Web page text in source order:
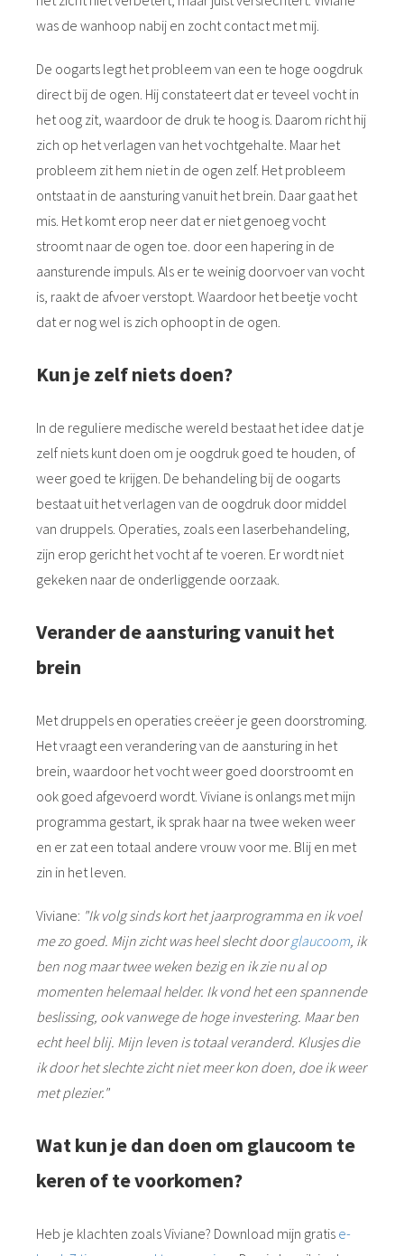
was de wanhoop nabij en zocht contact met mij.
De oogarts legt het probleem van een te hoge oogdruk
direct bij de ogen. Hij constateert dat er teveel vocht in
het oog zit, waardoor de druk te hoog is. Daarom richt hij
zich op het verlagen van het vochtgehalte. Maar het
probleem zit hem niet in de ogen zelf. Het probleem
ontstaat in de aansturing vanuit het brein. Daar gaat het
mis. Het komt erop neer dat er niet genoeg vocht
stroomt naar de ogen toe. door een hapering in de
aansturende impuls. Als er te weinig doorvoer van vocht
is, raakt de afvoer verstopt. Waardoor het beetje vocht
dat er nog wel is zich ophoopt in de ogen.
Kun je zelf niets doen?
In de reguliere medische wereld bestaat het idee dat je
zelf niets kunt doen om je oogdruk goed te houden, of
weer goed te krijgen. De behandeling bij de oogarts
bestaat uit het verlagen van de oogdruk door middel
van druppels. Operaties, zoals een laserbehandeling,
zijn erop gericht het vocht af te voeren. Er wordt niet
gekeken naar de onderliggende oorzaak.
Verander de aansturing vanuit het
brein
Met druppels en operaties creëer je geen doorstroming.
Het vraagt een verandering van de aansturing in het
brein, waardoor het vocht weer goed doorstroomt en
ook goed afgevoerd wordt. Viviane is onlangs met mijn
programma gestart, ik sprak haar na twee weken weer
en er zat een totaal andere vrouw voor me. Blij en met
zin in het leven.
Viviane: "Ik volg sinds kort het jaarprogramma en ik voel
me zo goed. Mijn zicht was heel slecht doorglaucoom, ik
ben nog maar twee weken bezig en ik zie nu al op
momenten helemaal helder. Ik vond het een spannende
beslissing, ook vanwege de hoge investering. Maar ben
echt heel blij. Mijn leven is totaal veranderd. Klusjes die
ik door het slechte zicht niet meer kon doen, doe ik weer
met plezier."
Wat kun je dan doen om glaucoom te
keren of te voorkomen?
Heb je klachten zoals Viviane? Download mijn gratis e-